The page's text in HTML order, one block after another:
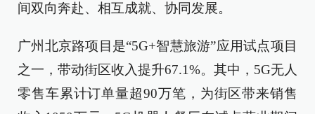
间双向奔赴、相互成就、协同发展。
广州北京路项目是“5G+智慧旅游”应用试点项目
之一，带动街区收入提升67.1%。其中，5G无人
零售车累计订单量超90万笔，为街区带来销售